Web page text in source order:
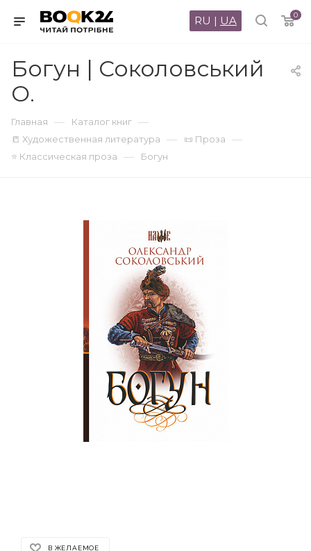
0
RU | UA
Богун | Соколовський
О.
Главная — Каталог книг —
📒 Художественная литература — 📜 Проза —
⭐ Классическая проза — Богун
В ЖЕЛАЕМОЕ